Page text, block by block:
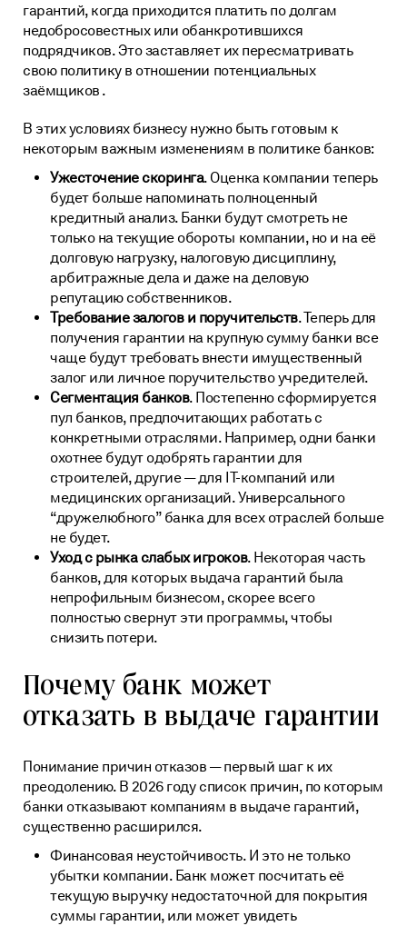
гарантий, когда приходится платить по долгам
недобросовестных или обанкротившихся
подрядчиков. Это заставляет их пересматривать
свою политику в отношении потенциальных
заёмщиков .
В этих условиях бизнесу нужно быть готовым к
некоторым важным изменениям в политике банков:
Ужесточение скоринга. Оценка компании теперь
будет больше напоминать полноценный
кредитный анализ. Банки будут смотреть не
только на текущие обороты компании, но и на её
долговую нагрузку, налоговую дисциплину,
арбитражные дела и даже на деловую
репутацию собственников.
Требование залогов и поручительств. Теперь для
получения гарантии на крупную сумму банки все
чаще будут требовать внести имущественный
залог или личное поручительство учредителей.
Сегментация банков. Постепенно сформируется
пул банков, предпочитающих работать с
конкретными отраслями. Например, одни банки
охотнее будут одобрять гарантии для
строителей, другие — для IT-компаний или
медицинских организаций. Универсального
“дружелюбного” банка для всех отраслей больше
не будет.
Уход с рынка слабых игроков. Некоторая часть
банков, для которых выдача гарантий была
непрофильным бизнесом, скорее всего
полностью свернут эти программы, чтобы
снизить потери.
Почему банк может
отказать в выдаче гарантии
Понимание причин отказов — первый шаг к их
преодолению. В 2026 году список причин, по которым
банки отказывают компаниям в выдаче гарантий,
существенно расширился.
Финансовая неустойчивость. И это не только
убытки компании. Банк может посчитать её
текущую выручку недостаточной для покрытия
суммы гарантии, или может увидеть